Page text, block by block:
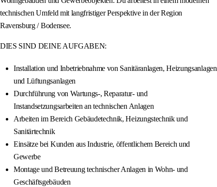
technischen Umfeld mit langfristiger Perspektive in der Region
Ravensburg / Bodensee.
DIES SIND DEINE AUFGABEN:
Installation und Inbetriebnahme von Sanitäranlagen, Heizungsanlagen
und Lüftungsanlagen
Durchführung von Wartungs-, Reparatur- und
Instandsetzungsarbeiten an technischen Anlagen
Arbeiten im Bereich Gebäudetechnik, Heizungstechnik und
Sanitärtechnik
Einsätze bei Kunden aus Industrie, öffentlichem Bereich und
Gewerbe
Montage und Betreuung technischer Anlagen in Wohn- und
Geschäftsgebäuden